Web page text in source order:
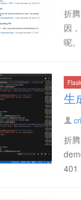
折
因
呢
Flask
生
折
401